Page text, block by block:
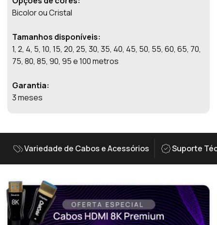
Bicolor ou Cristal
Tamanhos disponíveis:
1, 2, 4, 5, 10, 15, 20, 25, 30, 35, 40, 45, 50, 55, 60, 65, 70,
75, 80, 85, 90, 95 e 100 metros
Garantia:
3 meses
Variedade de Cabos e Acessórios Suporte